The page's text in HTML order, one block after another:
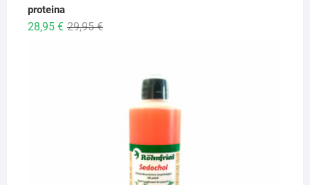
proteina
29,95€El
28,95 €
El